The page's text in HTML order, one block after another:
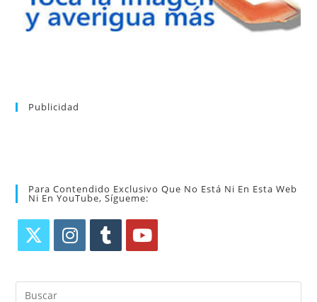
Publicidad
Para Contendido Exclusivo Que No Está Ni En Esta Web
Ni En YouTube, Sígueme: